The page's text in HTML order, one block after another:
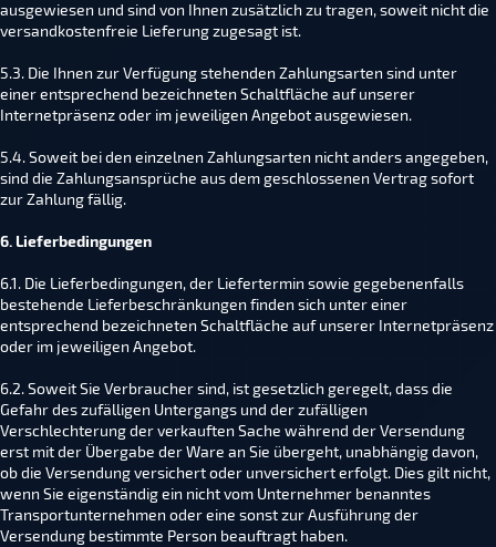
ausgewiesen und sind von Ihnen zusätzlich zu tragen, soweit nicht die
versandkostenfreie Lieferung zugesagt ist.
5.3. Die Ihnen zur Verfügung stehenden Zahlungsarten sind unter
einer entsprechend bezeichneten Schaltfläche auf unserer
Internetpräsenz oder im jeweiligen Angebot ausgewiesen.
5.4. Soweit bei den einzelnen Zahlungsarten nicht anders angegeben,
sind die Zahlungsansprüche aus dem geschlossenen Vertrag sofort
zur Zahlung fällig.
6. Lieferbedingungen
6.1. Die Lieferbedingungen, der Liefertermin sowie gegebenenfalls
bestehende Lieferbeschränkungen finden sich unter einer
entsprechend bezeichneten Schaltfläche auf unserer Internetpräsenz
oder im jeweiligen Angebot.
6.2. Soweit Sie Verbraucher sind, ist gesetzlich geregelt, dass die
Gefahr des zufälligen Untergangs und der zufälligen
Verschlechterung der verkauften Sache während der Versendung
erst mit der Übergabe der Ware an Sie übergeht, unabhängig davon,
ob die Versendung versichert oder unversichert erfolgt. Dies gilt nicht,
wenn Sie eigenständig ein nicht vom Unternehmer benanntes
Transportunternehmen oder eine sonst zur Ausführung der
Versendung bestimmte Person beauftragt haben.